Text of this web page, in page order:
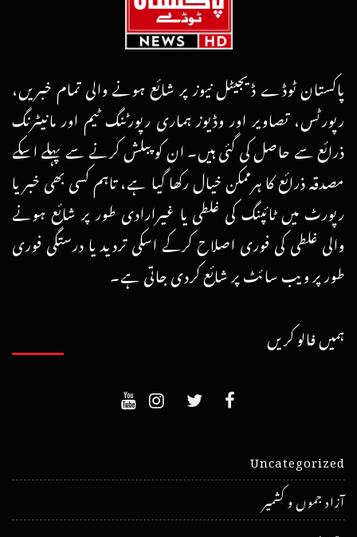
پاکستان ٹوڈے ڈیجیٹل نیوز پر شائع ہونے والی تمام خبریں،
رپورٹس، تصاویر اور وڈیوز ہماری رپورٹنگ ٹیم اور مانیٹرنگ
ذرائع سے حاصل کی گئی ہیں۔ ان کو پبلش کرنے سے پہلے اسکے
مصدقہ ذرائع کا ہرممکن خیال رکھا گیا ہے، تاہم کسی بھی خبر یا
رپورٹ میں ٹائپنگ کی غلطی یا غیرارادی طور پر شائع ہونے
والی غلطی کی فوری اصلاح کرکے اسکی تردید یا درستگی فوری
طور پر ویب سائٹ پر شائع کردی جاتی ہے۔
ہمیں فالو کریں
Uncategorized
آزاد جموں و کشمیر